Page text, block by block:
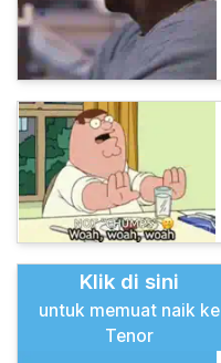
Klik di sini
untuk memuat naik ke
Tenor